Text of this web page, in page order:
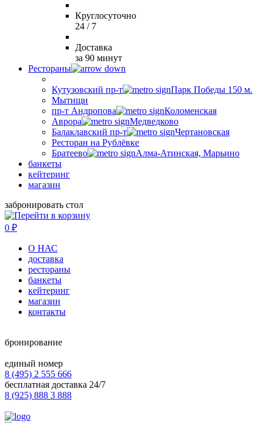
Круглосуточно
24 / 7
Доставка
за 90 минут
Рестораны
Кутузовский пр-т
Парк Победы 150 м.
Мытищи
пр-т Андропова
Коломенская
Аврора
Медведково
Балаклавский пр-т
Чертановская
Ресторан на Рублёвке
Братеево
Алма-Атинская, Марьино
банкеты
кейтеринг
магазин
забронировать стол
0 ₽
О НАС
доставка
рестораны
банкеты
кейтеринг
магазин
контакты
бронирование
единый номер
8 (495) 2 555 666
бесплатная доставка 24/7
8 (925) 888 3 888